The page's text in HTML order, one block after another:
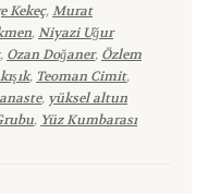
Kekeç,Murat
,Niyazi Uğur
, Ozan Doğaner, Özlem
, Teoman Cimit,
, yüksel altun
, Yüz Kumbarası